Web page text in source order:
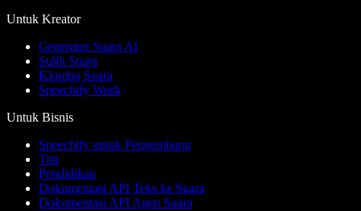
Untuk Kreator
Generator Suara AI
Sulih Suara
Kloning Suara
Speechify Work
Untuk Bisnis
Speechify untuk Pengembang
Tim
Pendidikan
Dokumentasi API Teks ke Suara
Dokumentasi API Agen Suara